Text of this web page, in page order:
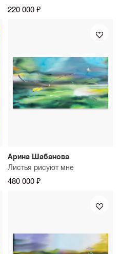
220 000 ₽
Арина Шабанова
Листья рисуют мне
480 000 ₽